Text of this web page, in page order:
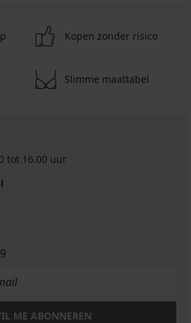
Kopen zonder risico
Slimme maattabel
tot 16.00 uur
ME ABONNEREN